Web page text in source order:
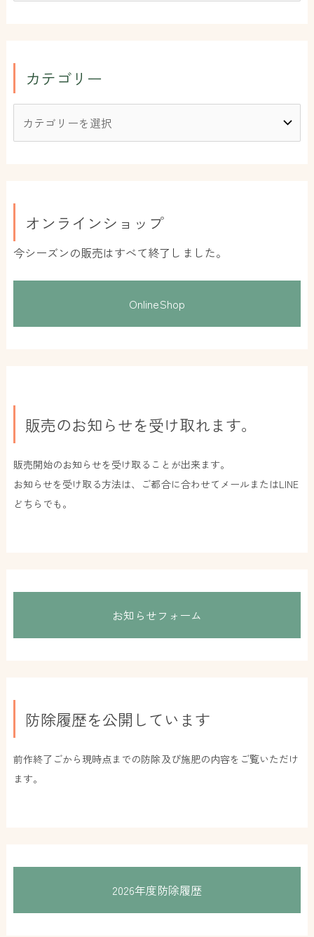
カテゴリー
オンラインショップ
今シーズンの販売はすべて終了しました。
OnlineShop
販売のお知らせを受け取れます。
販売開始のお知らせを受け取ることが出来ます。
お知らせを受け取る方法は、ご都合に合わせてメールまたはLINE
どちらでも。
お知らせフォーム
防除履歴を公開しています
前作終了ごから現時点までの防除及び施肥の内容をご覧いただけ
ます。
2026年度防除履歴